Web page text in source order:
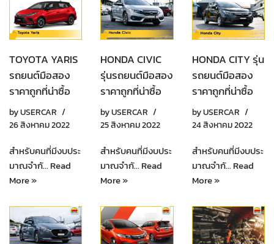
TOYOTA YARIS
รถยนต์มือสอง
ราคาถูกที่น่าซื้อ
byUSERCAR
26 สิงหาคม 2022
สำหรับคนที่มีงบประ
มาณจำกั… Read
More »
HONDA CIVIC
รุ่นรถยนต์มือสอง
ราคาถูกที่น่าซื้อ
byUSERCAR
25 สิงหาคม 2022
สำหรับคนที่มีงบประ
มาณจำกั… Read
More »
HONDA CITY รุ่น
รถยนต์มือสอง
ราคาถูกที่น่าซื้อ
byUSERCAR
24 สิงหาคม 2022
สำหรับคนที่มีงบประ
มาณจำกั… Read
More »